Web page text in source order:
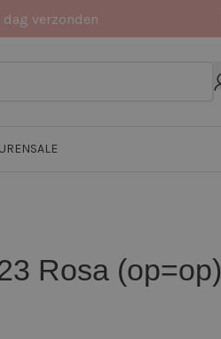
verzonden
SALE
Rosa (op=op)